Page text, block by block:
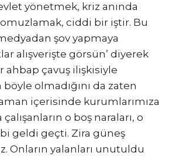
yönetmek, kriz anında
ciddi bir iştir. Bu
şov yapmaya
alışverişte görsün’ diyerek
ahbap çavuş ilişkisiyle
olmadığını da zaten
içerisinde kurumlarımıza
o boş naraları, o
geldi geçti. Zira güneş
Onların yalanları unutuldu